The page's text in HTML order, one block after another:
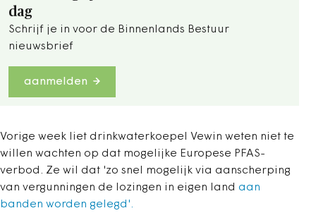
dag
Schrijf je in voor de Binnenlands Bestuur
nieuwsbrief
aanmelden
Vorige week liet drinkwaterkoepel Vewin weten niet te
willen wachten op dat mogelijke Europese PFAS-
verbod. Ze wil dat 'zo snel mogelijk via aanscherping
van vergunningen de lozingen in eigen land aan
banden worden gelegd'.